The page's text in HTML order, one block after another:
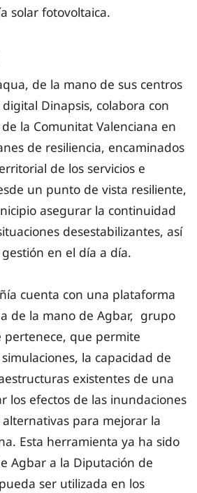
solar fotovoltaica.
de la mano de sus centros
Dinapsis, colabora con
la Comunitat Valenciana en
de resiliencia, encaminados
de los servicios e
un punto de vista resiliente,
asegurar la continuidad
desestabilizantes, así
en el día a día.
cuenta con una plataforma
de la mano de Agbar, grupo
pertenece, que permite
la capacidad de
existentes de una
los efectos de las inundaciones
para mejorar la
Esta herramienta ya ha sido
Agbar a la Diputación de
ser utilizada en los